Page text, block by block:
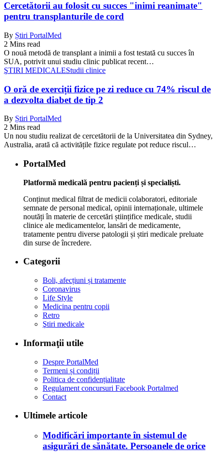
Cercetătorii au folosit cu succes "inimi reanimate"
pentru transplanturile de cord
By Știri PortalMed
2 Mins read
O nouă metodă de transplant a inimii a fost testată cu succes în
SUA, potrivit unui studiu clinic publicat recent…
ŞTIRI MEDICALEStudii clinice
O oră de exerciții fizice pe zi reduce cu 74% riscul de
a dezvolta diabet de tip 2
By Știri PortalMed
2 Mins read
Un nou studiu realizat de cercetătorii de la Universitatea din Sydney,
Australia, arată că activitățile fizice regulate pot reduce riscul…
PortalMed
Platformă medicală pentru pacienți și specialiști.
Conținut medical filtrat de medicii colaboratori, editoriale
semnate de personal medical, opinii internaționale, ultimele
noutăți în materie de cercetări științifice medicale, studii
clinice ale medicamentelor, lansări de medicamente,
tratamente pentru diverse patologii și știri medicale preluate
din surse de încredere.
Categorii
Boli, afecțiuni și tratamente
Coronavirus
Life Style
Medicina pentru copii
Retro
Ştiri medicale
Informaţii utile
Despre PortalMed
Termeni și condiții
Politica de confidențialitate
Regulament concursuri Facebook Portalmed
Contact
Ultimele articole
Modificări importante în sistemul de
asigurări de sănătate. Persoanele de orice